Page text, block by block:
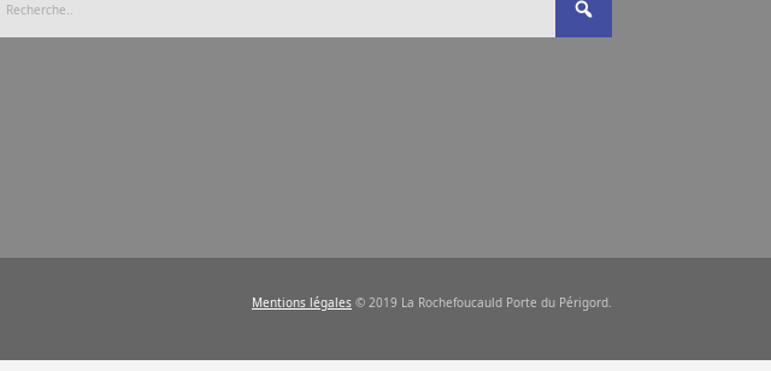
Mentions légales © 2019 La Rochefoucauld Porte du Périgord.